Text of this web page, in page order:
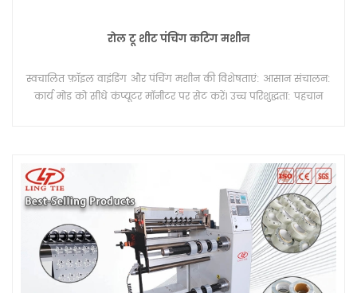
रोल टू शीट पंचिंग कटिंग मशीन
स्वचालित फ़ॉइल वाइंडिंग और पंचिंग मशीन की विशेषताएं: आसान संचालन:
कार्य मोड को सीधे कंप्यूटर मॉनीटर पर सेट करें। उच्च परिशुद्धता: पहचान
सकता है। शक्तिशाली कार्यक्षमता: नमूना छवियों को सहेजा जा सकता है और
कंप्यूटर सिस्टम के माध्यम से सीधे उन तक पहुंचा जा सकता है, जिससे
वास्तविक समय में सॉफ़्टवेयर अपग्रेड की अनुमति मिलती है। गुणवत्ता
आश्वासन: दबाव को नियंत्रित करने वाले वाल्व, सिलेंडर, सोलनॉइड वाल्व और
रैखिक गाइड जैसे प्रमुख घटकों को आयात किया जाता है, जिससे उनकी लंबी
उम्र सुनिश्चित होती है। उच्च पहचान दर: एक विशेष प्रकाश स्रोत स्वचालित रूप
से अत्यधिक परावर्तक और अत्यधिक अपारदर्शी सामग्रियों पर स्थिति छेद
पैटर्न की पहचान कर सकता है, और अधूरी छवि की भरपाई कर सकता है।